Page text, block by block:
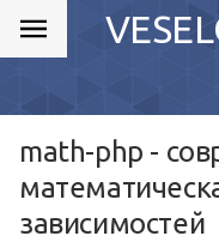
math-php -
зависимостей